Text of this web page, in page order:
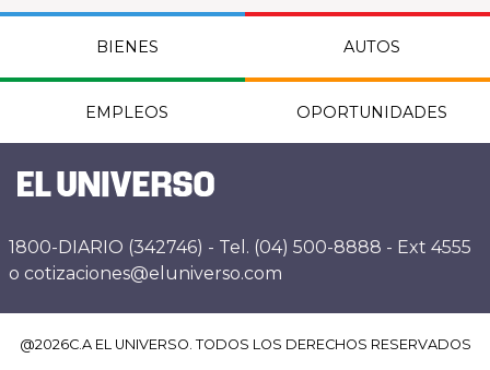
BIENES AUTOS
EMPLEOS OPORTUNIDADES
1800-DIARIO (342746) - Tel. (04) 500-8888 - Ext 4555
o cotizaciones@eluniverso.com
@2026C.A EL UNIVERSO. TODOS LOS DERECHOS RESERVADOS